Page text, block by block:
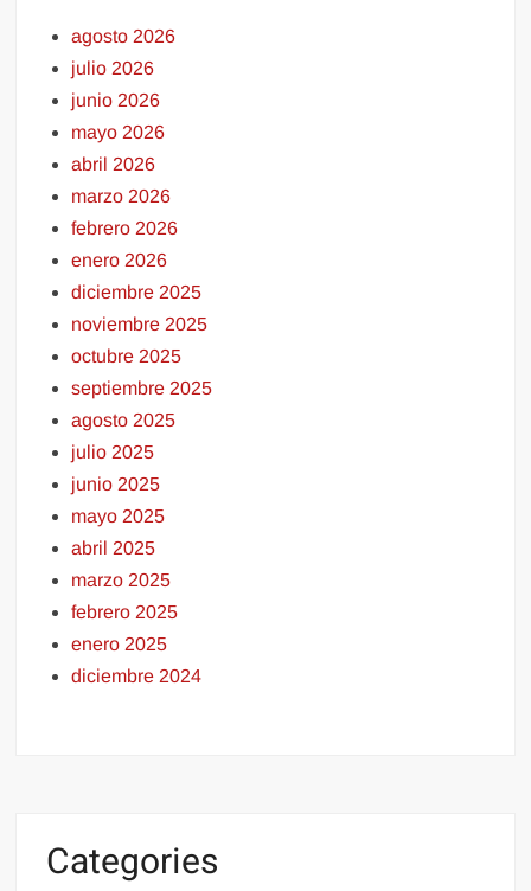
agosto 2026
julio 2026
junio 2026
mayo 2026
abril 2026
marzo 2026
febrero 2026
enero 2026
diciembre 2025
noviembre 2025
octubre 2025
septiembre 2025
agosto 2025
julio 2025
junio 2025
mayo 2025
abril 2025
marzo 2025
febrero 2025
enero 2025
diciembre 2024
Categories